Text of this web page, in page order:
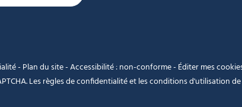
- Plan du site-Accessibilité : non-conforme- Éditer mes
Lesrègles de confidentialitéet lesconditions d'utilisation